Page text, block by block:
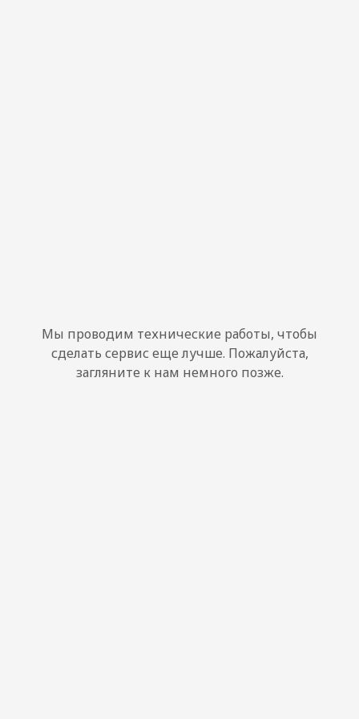
Мы проводим технические работы, чтобы
сделать сервис еще лучше. Пожалуйста,
загляните к нам немного позже.